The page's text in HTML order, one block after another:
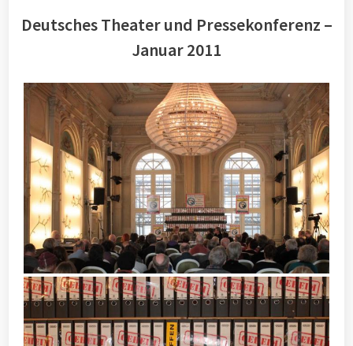
Deutsches Theater und Pressekonferenz –
Januar 2011